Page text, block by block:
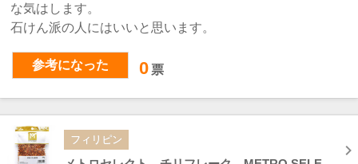
な気はします。
石けん派の人にはいいと思います。
参考になった 0 票
フィリピン